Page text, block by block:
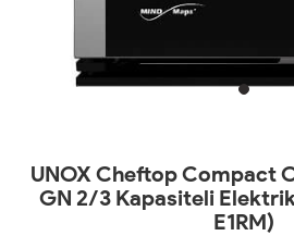
UNOX Cheftop Compact
GN 2/3 Kapasiteli
E1RM)